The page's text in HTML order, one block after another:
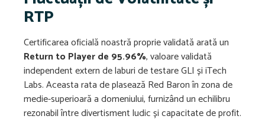
RTP
Certificarea oficială noastră proprie validată arată un
Return to Player de 95.96%, valoare validată
independent extern de laburi de testare GLI și iTech
Labs. Aceasta rata de plasează Red Baron în zona de
medie-superioară a domeniului, furnizând un echilibru
rezonabil între divertisment ludic și capacitate de profit.